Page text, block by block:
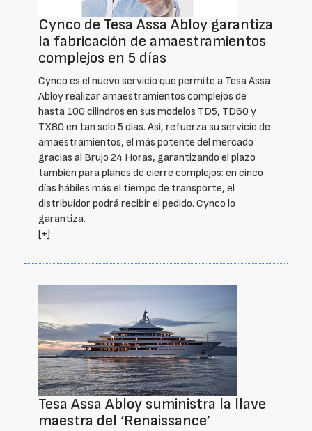
Cynco de Tesa Assa Abloy garantiza
la fabricación de amaestramientos
complejos en 5 días
Cynco es el nuevo servicio que permite a Tesa Assa
Abloy realizar amaestramientos complejos de
hasta 100 cilindros en sus modelos TD5, TD60 y
TX80 en tan solo 5 días. Así, refuerza su servicio de
amaestramientos, el más potente del mercado
gracias al Brujo 24 Horas, garantizando el plazo
también para planes de cierre complejos: en cinco
días hábiles más el tiempo de transporte, el
distribuidor podrá recibir el pedido. Cynco lo
garantiza.
[+]
Tesa Assa Abloy suministra la llave
maestra del ‘Renaissance’